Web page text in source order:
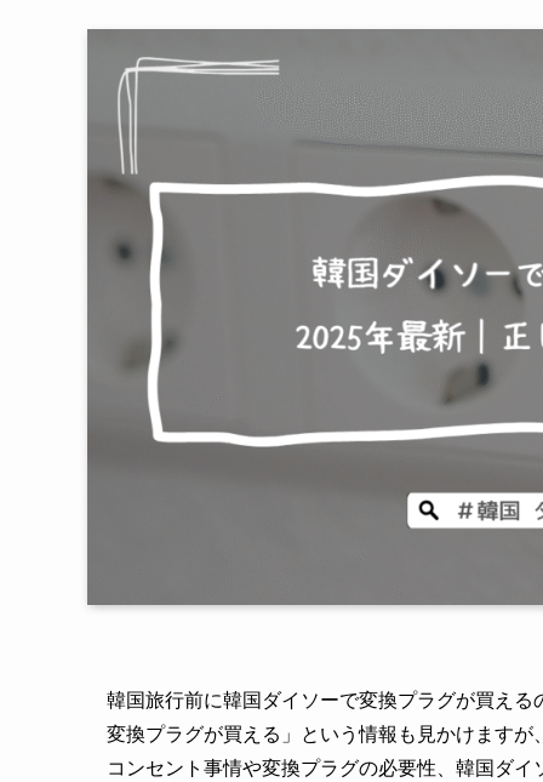
韓国旅行前に韓国ダイソーで変換プラグが買え
変換プラグが買える」という情報も見かけます
コンセント事情や変換プラグの必要性、韓国ダ